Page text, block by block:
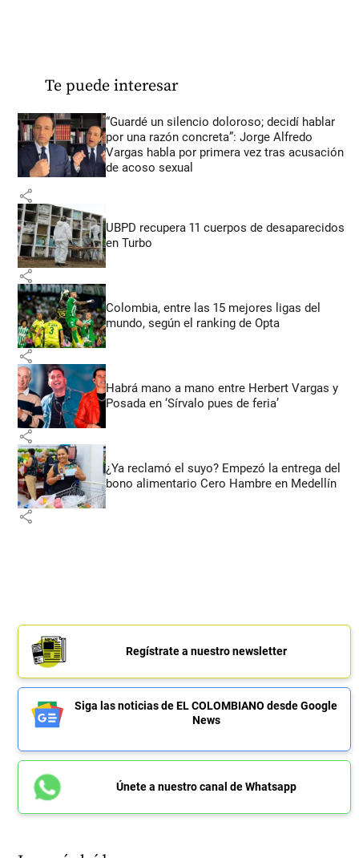
Te puede interesar
“Guardé un silencio doloroso; decidí hablar
por una razón concreta”: Jorge Alfredo
Vargas habla por primera vez tras acusación
de acoso sexual
share
UBPD recupera 11 cuerpos de desaparecidos
en Turbo
share
Colombia, entre las 15 mejores ligas del
mundo, según el ranking de Opta
share
Habrá mano a mano entre Herbert Vargas y
Posada en ‘Sírvalo pues de feria’
share
¿Ya reclamó el suyo? Empezó la entrega del
bono alimentario Cero Hambre en Medellín
share
Regístrate a nuestro newsletter
Siga las noticias de EL COLOMBIANO desde Google
News
Únete a nuestro canal de Whatsapp